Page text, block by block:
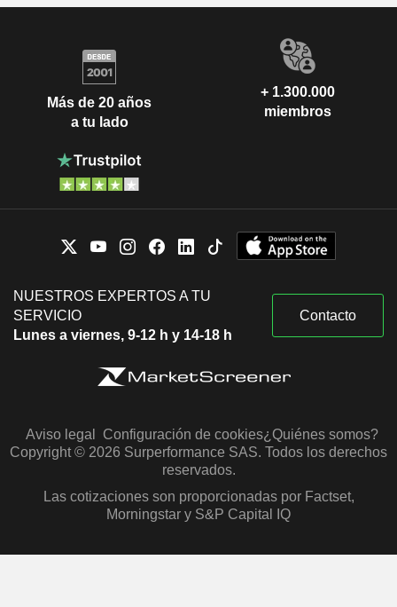
Más de 20 años
a tu lado
+ 1.300.000
miembros
NUESTROS EXPERTOS A TU
SERVICIO
Lunes a viernes, 9-12 h y 14-18 h
Contacto
Aviso legal Configuración de cookies¿Quiénes somos?
Copyright © 2026 Surperformance SAS. Todos los derechos
reservados.
Las cotizaciones son proporcionadas por Factset,
Morningstar y S&P Capital IQ